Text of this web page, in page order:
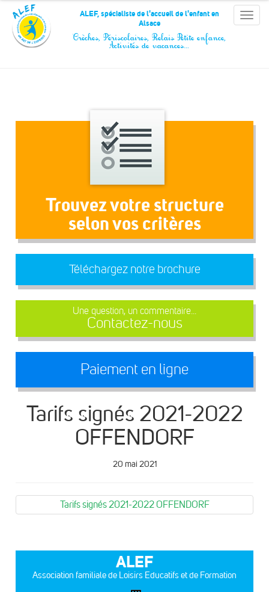
Panneau de gestion des cookies
Toggle
ALEF, spécialiste de l'accueil de l'enfant en
Alsace
Crèches, Périscolaires, Relais Petite enfance,
Activités de vacances…
Trouvez votre structure
selon vos critères
Téléchargez notre brochure
Une question, un commentaire...
Contactez-nous
Paiement en ligne
Tarifs signés 2021-2022
OFFENDORF
20 mai 2021
Tarifs signés 2021-2022 OFFENDORF
ALEF
Association familiale de Loisirs Educatifs et de Formation